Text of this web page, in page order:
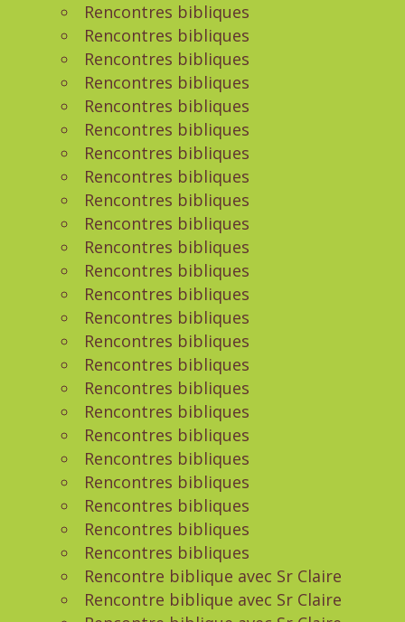
Rencontres bibliques
Rencontres bibliques
Rencontres bibliques
Rencontres bibliques
Rencontres bibliques
Rencontres bibliques
Rencontres bibliques
Rencontres bibliques
Rencontres bibliques
Rencontres bibliques
Rencontres bibliques
Rencontres bibliques
Rencontres bibliques
Rencontres bibliques
Rencontres bibliques
Rencontres bibliques
Rencontres bibliques
Rencontres bibliques
Rencontres bibliques
Rencontres bibliques
Rencontres bibliques
Rencontres bibliques
Rencontres bibliques
Rencontres bibliques
Rencontre biblique avec Sr Claire
Rencontre biblique avec Sr Claire